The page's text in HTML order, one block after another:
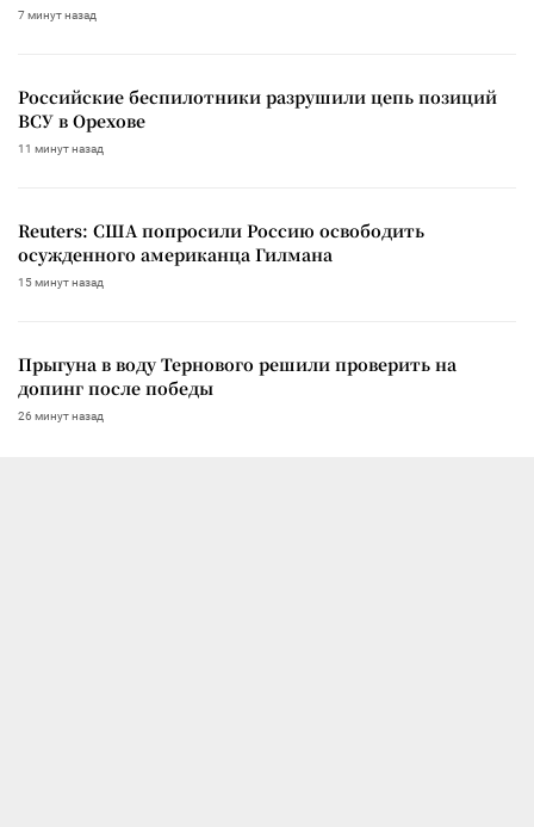
7 минут назад
Российские беспилотники разрушили цепь позиций
ВСУ в Орехове
11 минут назад
Reuters: США попросили Россию освободить
осужденного американца Гилмана
15 минут назад
Прыгуна в воду Тернового решили проверить на
допинг после победы
26 минут назад